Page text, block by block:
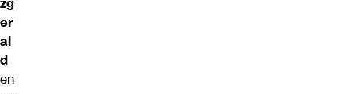
er
al
d
en